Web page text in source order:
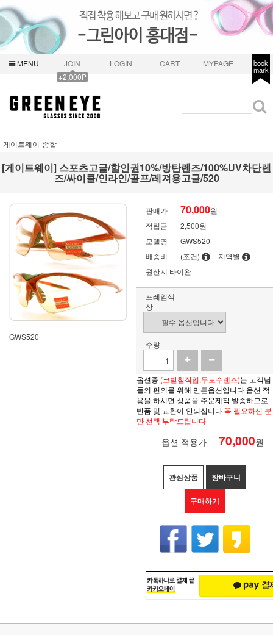
MENU
JOIN
+2,000P
LOGIN CART MYPAGE book
mark
게이트웨이-종합
[게이트웨이] 스포츠고글/할인권10%/방탄렌즈/100%UV차단렌
즈/싸이클/인라인/골프/레져용고글/520
GWS520
판매가 70,000원
적립금
2,500원
모델명
GWS520
배송비
(조건)
지역별
원산지 타이완
프레임색
상
수량
옵션중 (코받침작업,무도수렌즈)는 고객님
들의 편의를 위해 만든옵션입니다 옵션 적
용을 하시면 상품을 주문제작 발송하므로
반품 및 교환이 안되십니다 꼭 필요하신 분
만 선택 부탁드립니다
옵션 적용가 70,000원
관심상품 장바구니
구매하기